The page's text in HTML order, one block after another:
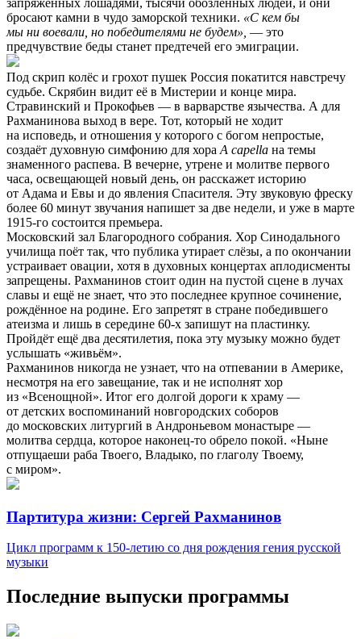
бросают камни в чудо заморской техники. «С кем бы
мы ни воевали, но победителями не будем», — это
предчувствие беды станет предтечей его эмиграции.
Под скрип колёс и грохот пушек Россия покатится навстречу
судьбе. Скрябин видит её в Мистерии и конце мира.
Стравинский и Прокофьев — в варварстве язычества. А для
Рахманинова выход в вере. Тот, который не ходит
на исповедь, и отношения у которого с богом непростые,
создаёт духовную симфонию для хора A capella на темы
знаменного распева. В вечерне, утрене и молитве первого
часа, освещающей новый день, он расскажет историю
от Адама и Евы и до явления Спасителя. Эту звуковую фреску
более 60 минут звучания напишет за две недели, и уже в марте
1915-го состоится премьера.
Московский зал Благородного собрания. Хор Синодального
училища поёт так, что публика утирает слёзы, а по окончании
устраивает овации, хотя в духовных концертах аплодисменты
запрещены. Рахманинов стоит один на пустой сцене в лучах
славы и ещё не знает, что это последнее крупное сочинение,
рождённое на родине. Его запретят в стране победившего
атеизма и лишь в середине 60-х запишут на пластинку.
Пройдёт ещё два десятилетия, пока эту музыку можно будет
услышать «живьём».
Рахманинов никогда не узнает, что на отпевании в Америке,
несмотря на его завещание, так и не исполнят хор
из «Всенощной». Итог его долгой дороги к храму —
от детских воспоминаний новгородских соборов
до московских литургий в Андроньевом монастыре —
молитва сердца, которое наконец-то обрело покой. «Ныне
отпущаеши раба Твоего, Владыко, по глаголу Твоему,
с миром».
Партитура жизни: Сергей Рахманинов
Цикл программ к 150-летию со дня рождения гения русской
музыки
Последние выпуски программы